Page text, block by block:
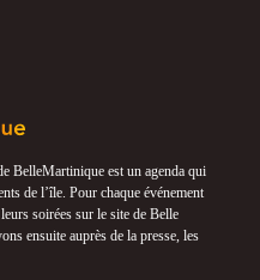
BelleMartinique est un agenda qui
de l’île. Pour chaque événement
soirées sur le site de Belle
ensuite auprès de la presse, les